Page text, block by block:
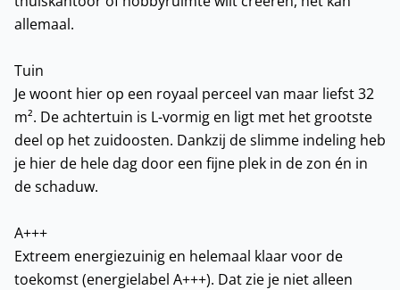
allemaal.
Tuin
Je woont hier op een royaal perceel van maar liefst 32
m². De achtertuin is L-vormig en ligt met het grootste
deel op het zuidoosten. Dankzij de slimme indeling heb
je hier de hele dag door een fijne plek in de zon én in
de schaduw.
A+++
Extreem energiezuinig en helemaal klaar voor de
toekomst (energielabel A+++). Dat zie je niet alleen